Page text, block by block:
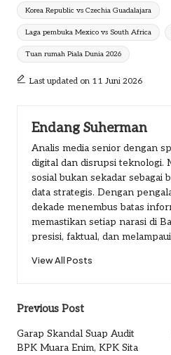
Korea Republic vs Czechia Guadalajara
Laga pembuka Mexico vs South Africa
Tuan rumah Piala Dunia 2026
Last updated on 11 Juni 2026
Endang Suherman
Analis media senior dengan
digital dan disrupsi teknologi.
sosial bukan sekadar sebagai
data strategis. Dengan
dekade menembus batas
memastikan setiap narasi di
presisi, faktual, dan
View All Posts
Post
navigation
Previous Post
Garap Skandal Suap Audit
BPK Muara Enim, KPK Sita